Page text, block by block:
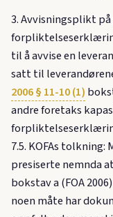
3. Avvisningsplikt
til å avvise en
satt til
2006 § 11-10 (1)
andre foretaks
7.5. KOFAs tolkning:
presiserte nemnda
bokstav a (FOA
noen måte har